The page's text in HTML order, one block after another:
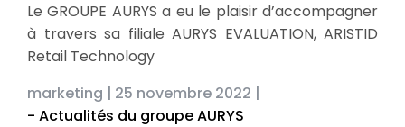
Le GROUPE AURYS a eu le plaisir d’accompagner
à travers sa filiale AURYS EVALUATION, ARISTID
Retail Technology
marketing | 25 novembre 2022 |
- Actualités du groupe AURYS